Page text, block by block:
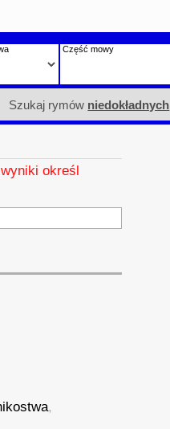
Część mowy
Szukaj rymów niedokładnych
określ
,